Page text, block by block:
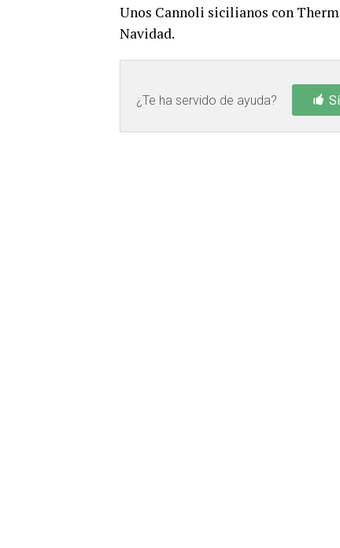
Unos Cannoli sicilianos con
Navidad.
¿Te ha servido de ayuda? Sí